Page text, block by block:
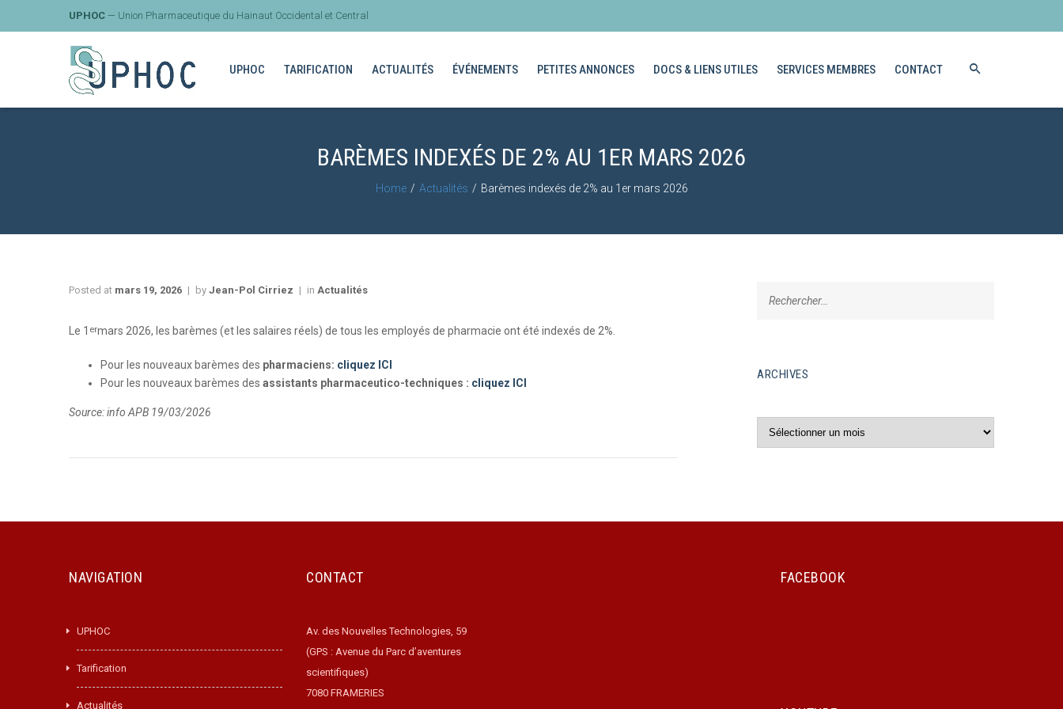
UPHOC — Union Pharmaceutique du Hainaut Occidental et Central
UPHOC TARIFICATION ACTUALITÉS ÉVÉNEMENTS PETITES ANNONCES DOCS & LIENS UTILES SERVICES MEMBRES CONTACT
BARÈMES INDEXÉS DE 2% AU 1ER MARS 2026
Home Actualités Barèmes indexés de 2% au 1er mars 2026
Posted at mars 19, 2026 by Jean-Pol Cirriez in Actualités
Le 1 ermars 2026, les barèmes (et les salaires réels) de tous les employés de pharmacie ont été indexés de 2%.
Pour les nouveaux barèmes des pharmaciens: cliquez ICI
Pour les nouveaux barèmes des assistants pharmaceutico-techniques : cliquez ICI
Source: info APB 19/03/2026
ARCHIVES
NAVIGATION
UPHOC
Tarification
Actualités
CONTACT
Av. des Nouvelles Technologies, 59
(GPS : Avenue du Parc d’aventures
scientifiques)
7080 FRAMERIES
FACEBOOK